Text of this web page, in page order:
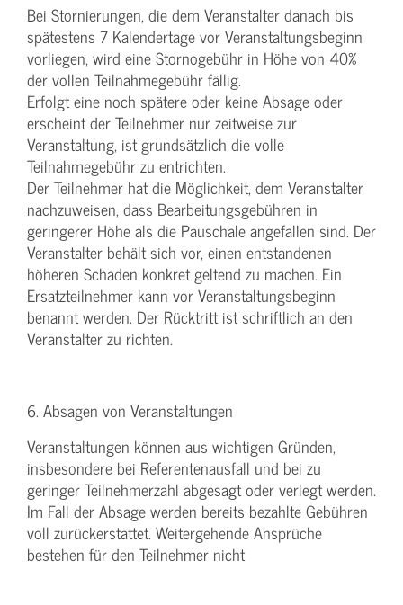
Bei Stornierungen, die dem Veranstalter danach bis
spätestens 7 Kalendertage vor Veranstaltungsbeginn
vorliegen, wird eine Stornogebühr in Höhe von 40%
der vollen Teilnahmegebühr fällig.
Erfolgt eine noch spätere oder keine Absage oder
erscheint der Teilnehmer nur zeitweise zur
Veranstaltung, ist grundsätzlich die volle
Teilnahmegebühr zu entrichten.
Der Teilnehmer hat die Möglichkeit, dem Veranstalter
nachzuweisen, dass Bearbeitungsgebühren in
geringerer Höhe als die Pauschale angefallen sind. Der
Veranstalter behält sich vor, einen entstandenen
höheren Schaden konkret geltend zu machen. Ein
Ersatzteilnehmer kann vor Veranstaltungsbeginn
benannt werden. Der Rücktritt ist schriftlich an den
Veranstalter zu richten.
6. Absagen von Veranstaltungen
Veranstaltungen können aus wichtigen Gründen,
insbesondere bei Referentenausfall und bei zu
geringer Teilnehmerzahl abgesagt oder verlegt werden.
Im Fall der Absage werden bereits bezahlte Gebühren
voll zurückerstattet. Weitergehende Ansprüche
bestehen für den Teilnehmer nicht